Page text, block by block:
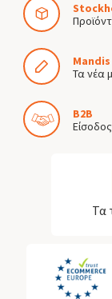
Τα νέα
B2B
Τα